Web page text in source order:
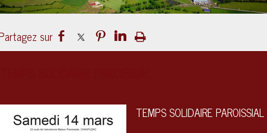
TEMPS SOLIDAIRE PAROISSIAL